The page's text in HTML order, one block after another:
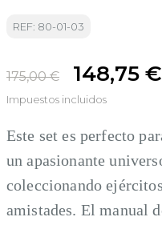
REF: 80-01-03
175,00 € 148,75 €
Impuestos incluidos
Este set es perfecto
un apasionante
coleccionando
amistades. El manual